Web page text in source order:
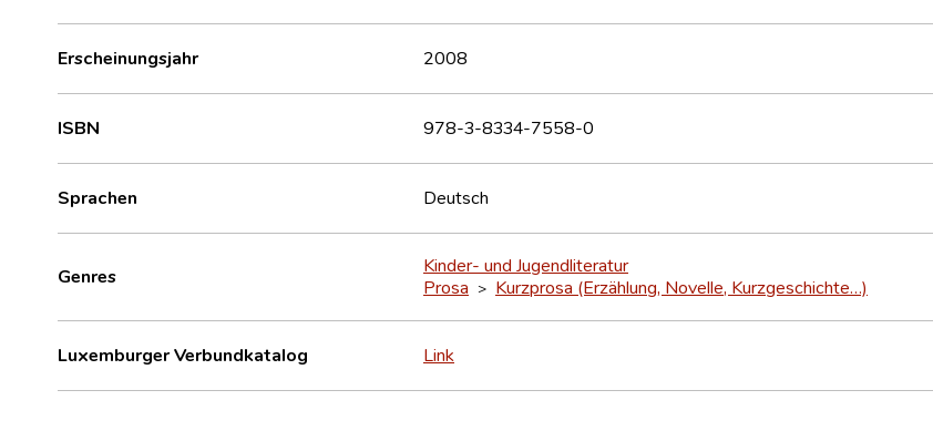
Erscheinungsjahr 2008
ISBN 978-3-8334-7558-0
Sprachen Deutsch
Genres
Kinder- und Jugendliteratur
Prosa > Kurzprosa (Erzählung, Novelle, Kurzgeschichte…)
Luxemburger Verbundkatalog Link